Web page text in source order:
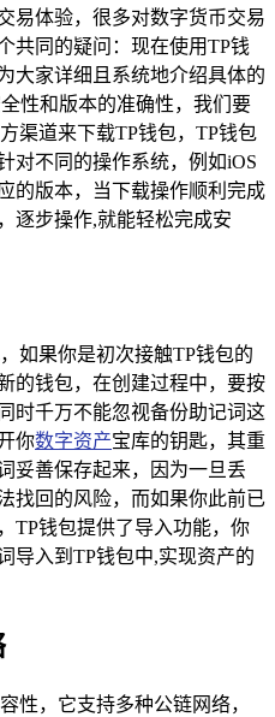
易体验，很多对数字货币交易
共同的疑问：现在使用TP钱
大家详细且系统地介绍具体的
性和版本的准确性，我们要
渠道来下载TP钱包，TP钱包
对不同的操作系统，例如iOS
的版本，当下载操作顺利完成
逐步操作,就能轻松完成安
如果你是初次接触TP钱包的
的钱包，在创建过程中，要按
时千万不能忽视备份助记词这
你数字资产宝库的钥匙，其重
妥善保存起来，因为一旦丢
找回的风险，而如果你此前已
TP钱包提供了导入功能，你
导入到TP钱包中,实现资产的
性，它支持多种公链网络，